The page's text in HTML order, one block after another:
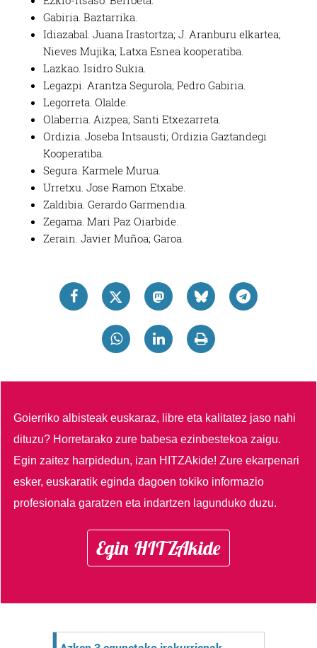
Gabiria. Baztarrika.
Idiazabal. Juana Irastortza; J. Aranburu elkartea;
Nieves Mujika; Latxa Esnea kooperatiba.
Lazkao. Isidro Sukia.
Legazpi. Arantza Segurola; Pedro Gabiria.
Legorreta. Olalde.
Olaberria. Aizpea; Santi Etxezarreta.
Ordizia. Joseba Intsausti; Ordizia Gaztandegi
Kooperatiba.
Segura. Karmele Murua.
Urretxu. Jose Ramon Etxabe.
Zaldibia. Gerardo Garmendia.
Zegama. Mari Paz Oiarbide.
Zerain. Javier Muñoa; Garoa.
Goierriko albisteak euskaraz, libre eta kalitatez jaso nahi
dituzu? Horretarako zure babesa ezinbestekoa zaigu.
Egin zaitez harpidedun, izan HITZAkide!Zure ekarpenari
esker, euskaratik eginda dagoen tokiko informazio
profesionala garatzen eta indartzen lagunduko duzu.
Egin HITZAkide